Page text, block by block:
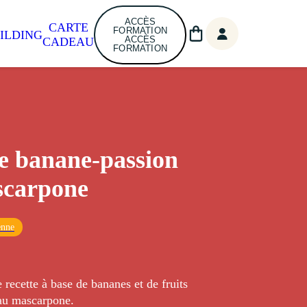
CARTE
CADEAU
ACCÈS
FORMATION
ACCÈS
FORMATION
banane-passion
à base de bananes et de fruits
mascarpone.